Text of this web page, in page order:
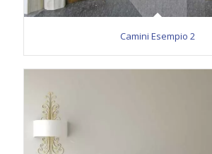
Camini Esempio 2